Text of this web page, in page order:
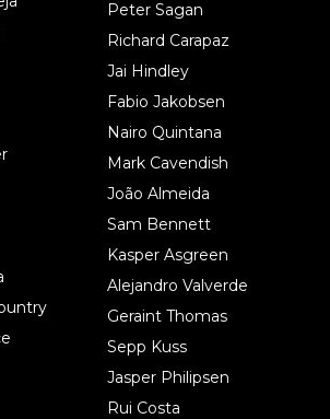
Peter Sagan
Richard Carapaz
Jai Hindley
Fabio Jakobsen
Nairo Quintana
Mark Cavendish
João Almeida
Sam Bennett
Kasper Asgreen
Alejandro Valverde
Geraint Thomas
Sepp Kuss
Jasper Philipsen
Rui Costa